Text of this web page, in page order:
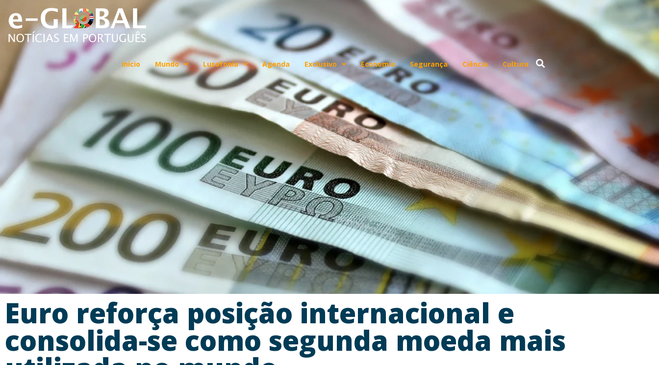
Início Mundo Lusofonia Agenda Exclusivo Economia Segurança Ciência Cultura
Euro reforça posição internacional e
consolida-se como segunda moeda mais